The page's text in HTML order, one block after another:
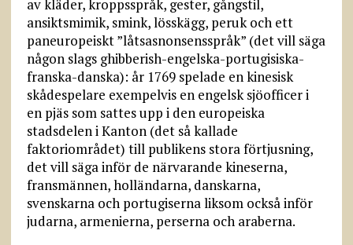
av kläder, kroppsspråk, gester, gångstil,
ansiktsmimik, smink, lösskägg, peruk och ett
paneuropeiskt ”låtsasnonsensspråk” (det vill säga
någon slags ghibberish-engelska-portugisiska-
franska-danska): år 1769 spelade en kinesisk
skådespelare exempelvis en engelsk sjöofficer i
en pjäs som sattes upp i den europeiska
stadsdelen i Kanton (det så kallade
faktoriområdet) till publikens stora förtjusning,
det vill säga inför de närvarande kineserna,
fransmännen, holländarna, danskarna,
svenskarna och portugiserna liksom också inför
judarna, armenierna, perserna och araberna.